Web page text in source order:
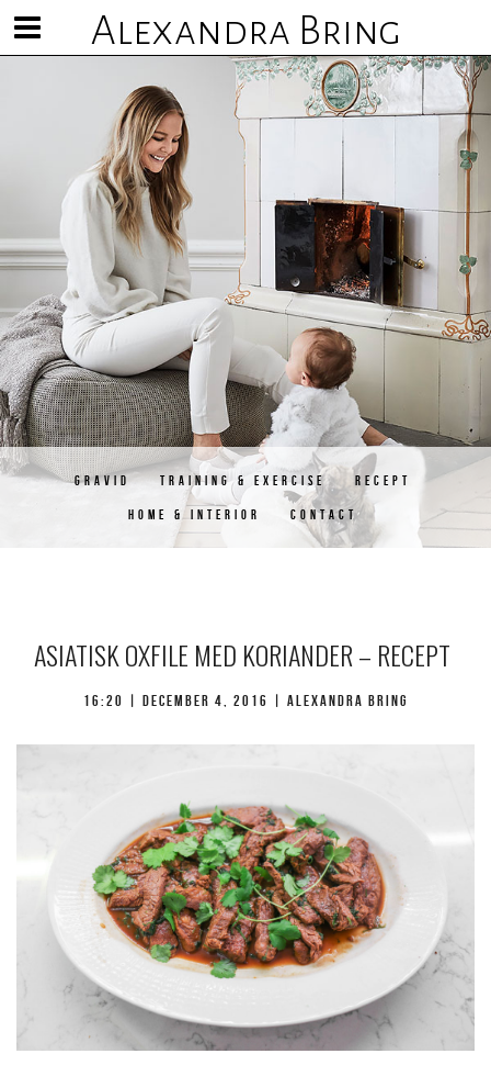
Alexandra Bring
Visa/göm
meny
GRAVID TRAINING & EXERCISE RECEPT
HOME & INTERIOR CONTACT
ASIATISK OXFILE MED KORIANDER – RECEPT
16:20 | december 4, 2016 | Alexandra Bring